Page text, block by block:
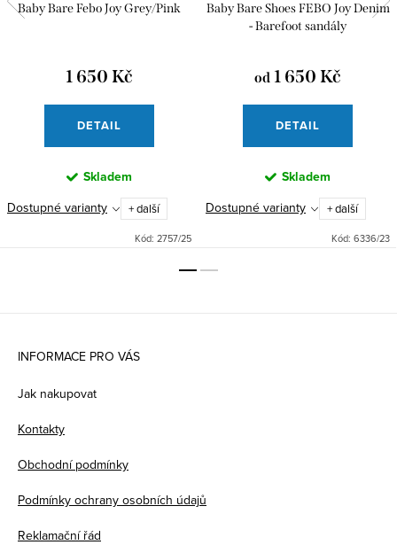
Baby Bare Febo Joy Grey/Pink
1 650 Kč
DETAIL
Skladem
Dostupné varianty + další
Kód: 2757/25
Baby Bare Shoes FEBO Joy Denim
- Barefoot sandály
od 1 650 Kč
DETAIL
Skladem
Dostupné varianty + další
Kód: 6336/23
INFORMACE PRO VÁS
Jak nakupovat
Kontakty
Obchodní podmínky
Podmínky ochrany osobních údajů
Reklamační řád